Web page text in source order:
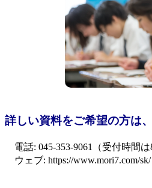
詳しい資料をご希望の方は
電話: 045-353-9061（受付時間は
ウェブ: https://www.mori7.com/sk/